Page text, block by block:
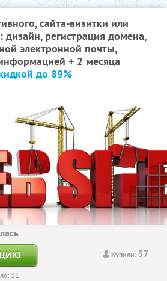
сайта-визитки или
дизайн, регистрация домена,
электронной почты,
+ 2 месяца
до 89%
Купили: 57
11